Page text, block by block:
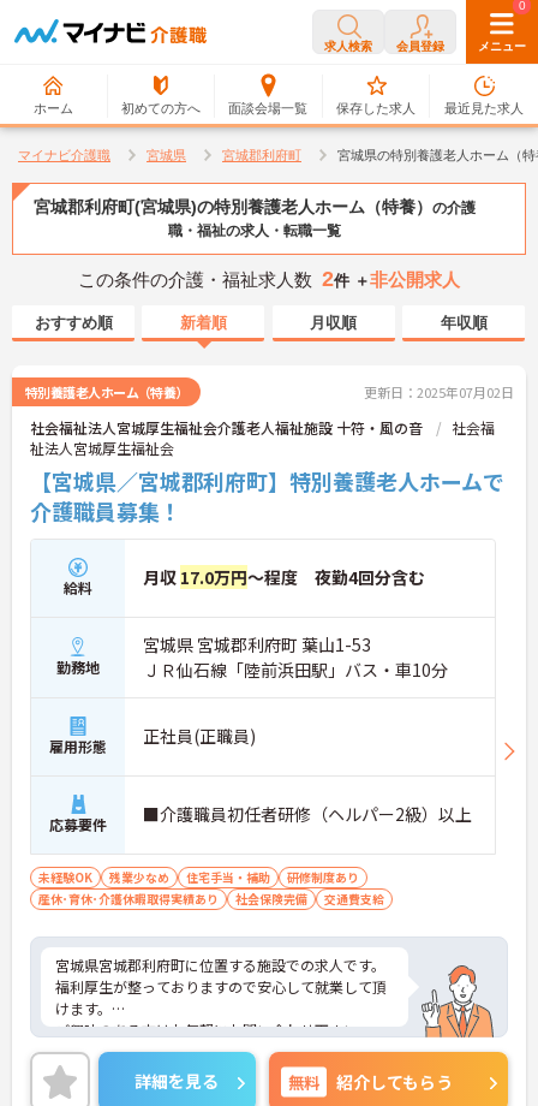
求人検索 会員登録 メニュー
ホーム 初めての方へ 面談会場一覧
0
保存した求人
0
最近見た求人
マイナビ介護職 宮城県 宮城郡利府町 宮城県の特別養護老人ホーム（
宮城郡利府町(宮城県)の特別養護老人ホーム（特養） の介護
職・福祉の求人・転職一覧
この条件の介護・福祉求人数 2件 ＋非公開求人
おすすめ順 新着順 月収順 年収順
特別養護老人ホーム（特養） 更新日：2025年07月02日
社会福祉法人宮城厚生福祉会介護老人福祉施設 十符・風の音
社会福
祉法人宮城厚生福祉会
【宮城県／宮城郡利府町】特別養護老人ホームで
介護職員募集！
給料 月収 17.0万円～程度 夜勤4回分含む
勤務地
宮城県 宮城郡利府町 葉山1-53
ＪＲ仙石線「陸前浜田駅」バス・車10分
雇用形態 正社員(正職員)
応募要件 ■介護職員初任者研修（ヘルパー2級）以上
未経験OK 残業少なめ 住宅手当・補助
研修制度あり
産休･育休･介護休暇取得実績あり
社会保険完備 交通費支給
宮城県宮城郡利府町に位置する施設での求人です。
福利厚生が整っておりますので安心して就業して頂
けます。
ご興味のある方はお気軽にお問い合わせ下さい。
詳細を見る 無料 紹介してもらう